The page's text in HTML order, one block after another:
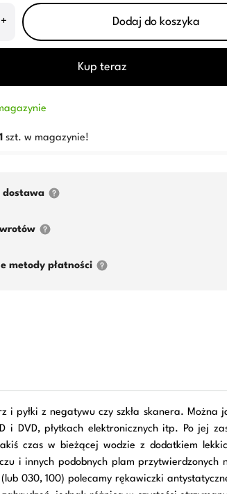
+ Dodaj do koszyka
Kup teraz
1 szt. w magazynie!
dostawa
metody płatności
i pyłki z negatywu czy szkła skanera. Można
i DVD, płytkach elektronicznych itp. Po jej
czas w bieżącej wodzie z dodatkiem
i innych podobnych plam przytwierdzonych
030, 100) polecamy rękawiczki